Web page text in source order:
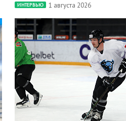
ИНТЕРВЬЮ 1 августа 2026